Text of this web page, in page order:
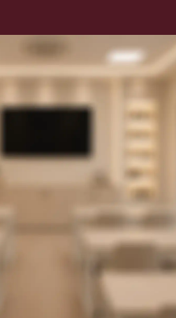
PROGRAMMA MASTER CLASSCORSI